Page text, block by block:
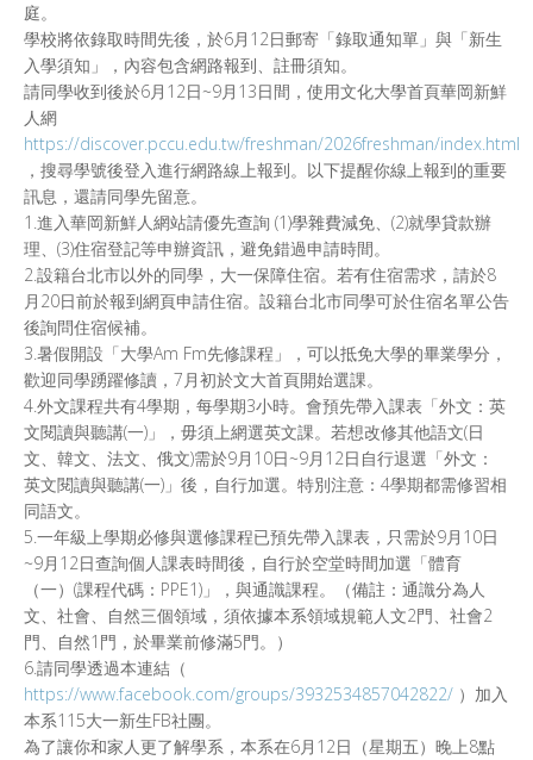
庭。
學校將依錄取時間先後，於6月12日郵寄「錄取通知單」與「新生
入學須知」，內容包含網路報到、註冊須知。
請同學收到後於6月12日~9月13日間，使用文化大學首頁華岡新鮮
人網
https://discover.pccu.edu.tw/freshman/2026freshman/index.html
，搜尋學號後登入進行網路線上報到。以下提醒你線上報到的重要
訊息，還請同學先留意。
1.進入華岡新鮮人網站請優先查詢 (1)學雜費減免、(2)就學貸款辦
理、(3)住宿登記等申辦資訊，避免錯過申請時間。
2.設籍台北市以外的同學，大一保障住宿。若有住宿需求，請於8
月20日前於報到網頁申請住宿。設籍台北市同學可於住宿名單公告
後詢問住宿候補。
3.暑假開設「大學Am Fm先修課程」，可以抵免大學的畢業學分，
歡迎同學踴躍修讀，7月初於文大首頁開始選課。
4.外文課程共有4學期，每學期3小時。會預先帶入課表「外文：英
文閱讀與聽講(一)」，毋須上網選英文課。若想改修其他語文(日
文、韓文、法文、俄文)需於9月10日~9月12日自行退選「外文：
英文閱讀與聽講(一)」後，自行加選。特別注意：4學期都需修習相
同語文。
5.一年級上學期必修與選修課程已預先帶入課表，只需於9月10日
~9月12日查詢個人課表時間後，自行於空堂時間加選「體育
（一）(課程代碼：PPE1)」，與通識課程。（備註：通識分為人
文、社會、自然三個領域，須依據本系領域規範人文2門、社會2
門、自然1門，於畢業前修滿5門。）
6.請同學透過本連結（
https://www.facebook.com/groups/3932534857042822/ ）加入
本系115大一新生FB社團。
為了讓你和家人更了解學系，本系在6月12日（星期五）晚上8點